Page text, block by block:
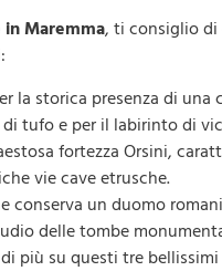
Maremma, ti consiglio di
la storica presenza di
tufo e per il labirinto di
fortezza Orsini,
vie cave etrusche.
un duomo
delle tombe
più su questi tre